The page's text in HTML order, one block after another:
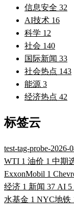
信息安全 32
AI技术 16
科学 12
社会 140
国际新闻 33
社会热点 143
能源 3
经济热点 42
标签云
test-tag-probe-2026-
WTI 1 油价 1 中期
ExxonMobil 1
经济 1 新闻 37 AI 5
水基金 1 NYC地铁